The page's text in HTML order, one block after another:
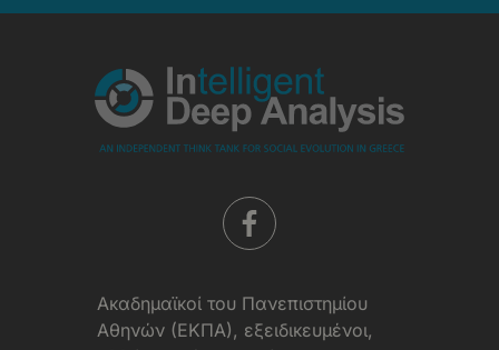
Aκαδημαϊκοί του Πανεπιστημίου
Αθηνών (ΕΚΠΑ), εξειδικευμένοι,